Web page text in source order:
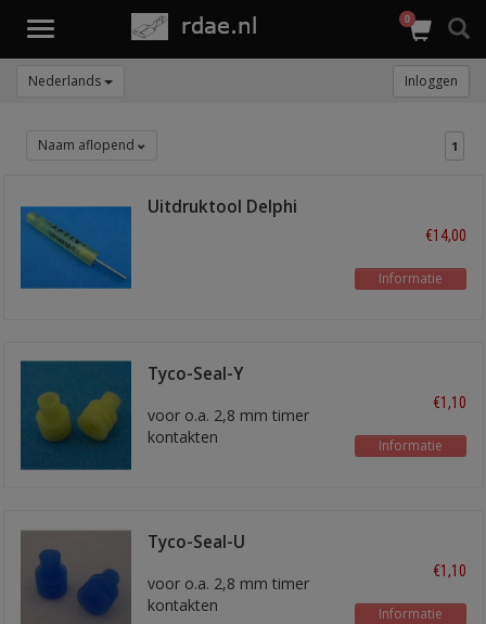
Toggle
0
Nederlands Inloggen
Naam aflopend 1
Uitdruktool Delphi
€14,00
Informatie
Tyco-Seal-Y
voor o.a. 2,8 mm timer
kontakten
€1,10
Informatie
Tyco-Seal-U
voor o.a. 2,8 mm timer
kontakten
€1,10
Informatie